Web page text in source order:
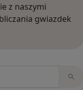
z naszymi
gwiazdek